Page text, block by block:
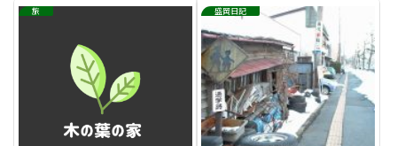
旅 盛岡日記